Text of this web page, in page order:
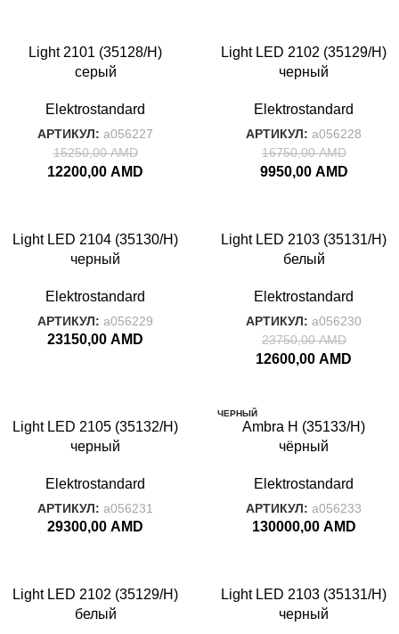
СЕРЫЙLight 2101 (35128/H)
серый
Elektrostandard
АРТИКУЛ: a056227
15250,00AMD
12200,00 AMD
Light LED 2102 (35129/H)
черный
Elektrostandard
АРТИКУЛ: a056228
16750,00AMD
9950,00 AMD
Light LED 2104 (35130/H)
черный
Elektrostandard
АРТИКУЛ: a056229
23150,00 AMD
Light LED 2103 (35131/H)
белый
Elektrostandard
АРТИКУЛ: a056230
23750,00AMD
12600,00 AMD
Light LED 2105 (35132/H)
черный
Elektrostandard
АРТИКУЛ: a056231
29300,00 AMD
ЧЕРНЫЙ
Ambra H (35133/H)
чёрный
Elektrostandard
АРТИКУЛ: a056233
130000,00 AMD
Light LED 2102 (35129/H)
белый
Light LED 2103 (35131/H)
черный